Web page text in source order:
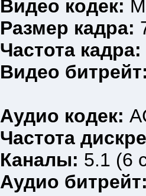
Видео кодек:
Размер кадра:
Частота кадра:
Видео
Аудио кодек:
Частота
Каналы: 5.1 (6
Аудио